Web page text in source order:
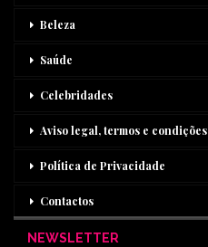
Beleza
Saúde
Celebridades
Aviso legal, termos e condições
Política de Privacidade
Contactos
NEWSLETTER